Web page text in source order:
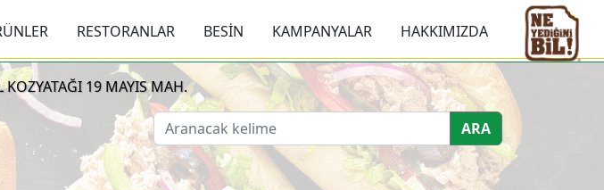
RESTORANLAR BESİN KAMPANYALAR HAKKIMIZDA
KOZYATAĞI 19 MAYIS MAH.
ARA